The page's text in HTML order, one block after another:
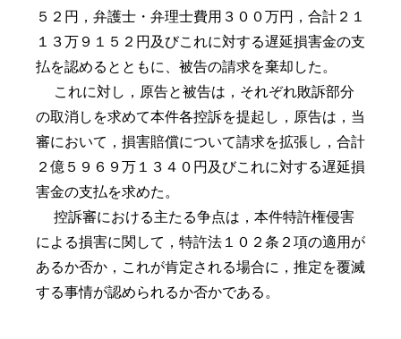
５２円，弁護士・弁理士費用３００万円，合計２１
１３万９１５２円及びこれに対する遅延損害金の支
払を認めるとともに、被告の請求を棄却した。
これに対し，原告と被告は，それぞれ敗訴部分
の取消しを求めて本件各控訴を提起し，原告は，当
審において，損害賠償について請求を拡張し，合計
２億５９６９万１３４０円及びこれに対する遅延損
害金の支払を求めた。
控訴審における主たる争点は，本件特許権侵害
による損害に関して，特許法１０２条２項の適用が
あるか否か，これが肯定される場合に，推定を覆滅
する事情が認められるか否かである。